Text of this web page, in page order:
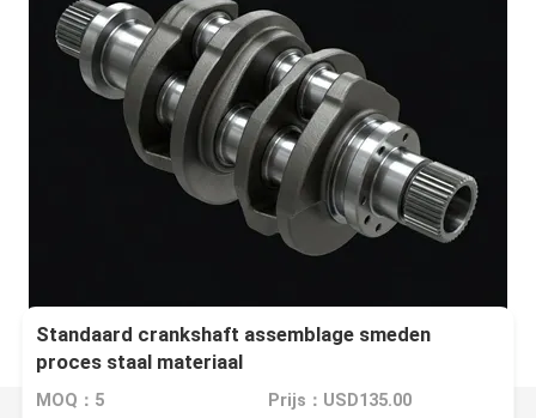
Standaard crankshaft assemblage smeden
proces staal materiaal
MOQ：5 Prijs：USD135.00